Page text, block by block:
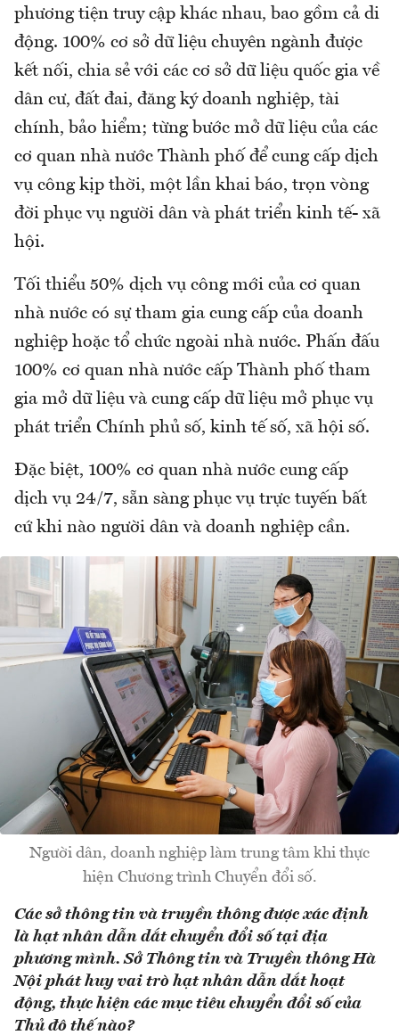
phương tiện truy cập khác nhau, bao gồm cả di
động. 100% cơ sở dữ liệu chuyên ngành được
kết nối, chia sẻ với các cơ sở dữ liệu quốc gia về
dân cư, đất đai, đăng ký doanh nghiệp, tài
chính, bảo hiểm; từng bước mở dữ liệu của các
cơ quan nhà nước Thành phố để cung cấp dịch
vụ công kịp thời, một lần khai báo, trọn vòng
đời phục vụ người dân và phát triển kinh tế- xã
hội.
Tối thiểu 50% dịch vụ công mới của cơ quan
nhà nước có sự tham gia cung cấp của doanh
nghiệp hoặc tổ chức ngoài nhà nước. Phấn đấu
100% cơ quan nhà nước cấp Thành phố tham
gia mở dữ liệu và cung cấp dữ liệu mở phục vụ
phát triển Chính phủ số, kinh tế số, xã hội số.
Đặc biệt, 100% cơ quan nhà nước cung cấp
dịch vụ 24/7, sẵn sàng phục vụ trực tuyến bất
cứ khi nào người dân và doanh nghiệp cần.
Người dân, doanh nghiệp làm trung tâm khi thực
hiện Chương trình Chuyển đổi số.
Các sở thông tin và truyền thông được xác định
là hạt nhân dẫn dắt chuyển đổi số tại địa
phương mình. Sở Thông tin và Truyền thông Hà
Nội phát huy vai trò hạt nhân dẫn dắt hoạt
động, thực hiện các mục tiêu chuyển đổi số của
Thủ đô thế nào?